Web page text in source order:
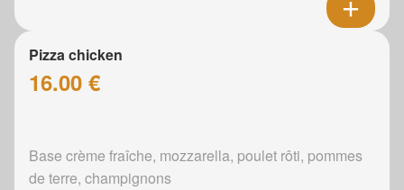
Pizza chicken
16.00 €
Base crème fraîche, mozzarella, poulet rôti, pommes
de terre, champignons